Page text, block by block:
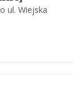
ul. Wiejska